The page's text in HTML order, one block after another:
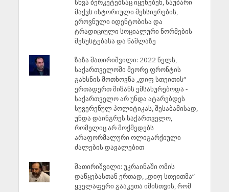
სხვა ბერკეტებსაც იყენებენ, საუბარი
მაქვს ისტორიული მეხსიერების,
ეროვნული იდენტობისა და
ტრადიციული სოციალური ნორმების
შესუსტებასა და წაშლაზე
ზაზა შათირიშვილი: 2022 წელს,
საქართველოში მეორე ფრონტის
გახსნის მოთხოვნა „დიფ სთეითის“
ერთადერთ მიზანს ემსახურებოდა -
საქართველო არ უნდა ატარებდეს
სუვერენულ პოლიტიკას, შესაბამისად,
უნდა დაინგრეს საქართველო,
რომელიც არ მოქმედებს
არაფორმალური ოლიგარქიული
ძალების დავალებით
შათირიშვილი: უკრაინაში ომის
დაწყებასთან ერთად, „დიფ სთეითმა“
ყველაფერი გააკეთა იმისთვის, რომ